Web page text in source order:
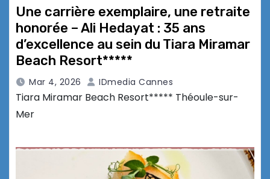
Une carrière exemplaire, une retraite
honorée – Ali Hedayat : 35 ans
d’excellence au sein du Tiara Miramar
Beach Resort*****
Mar 4, 2026 IDmedia Cannes
Tiara Miramar Beach Resort***** Théoule-sur-
Mer